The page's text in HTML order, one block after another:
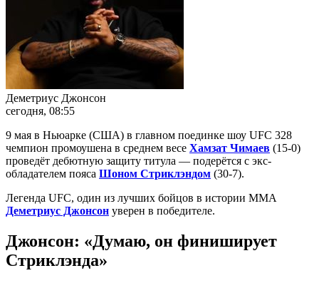
Деметриус Джонсон
сегодня, 08:55
9 мая в Ньюарке (США) в главном поединке шоу UFC 328
чемпион промоушена в среднем весе Хамзат Чимаев (15-0)
проведёт дебютную защиту титула — подерётся с экс-
обладателем пояса Шоном Стриклэндом (30-7).
Легенда UFC, один из лучших бойцов в истории ММА
Деметриус Джонсон уверен в победителе.
Джонсон: «Думаю, он финиширует
Стриклэнда»